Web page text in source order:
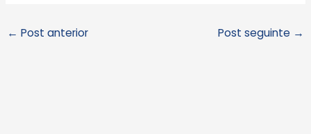
← Post anterior Post seguinte →